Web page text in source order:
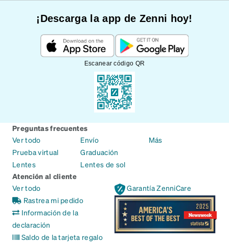
¡Descarga la app de Zenni hoy!
Escanear código QR
Preguntas frecuentes
Ver todo
Prueba virtual
Lentes
Envío
Graduación
Lentes de sol
Más
Atención al cliente
Ver todo
Rastrea mi pedido
Información de la
declaración
Saldo de la tarjeta regalo
Garantía ZenniCare